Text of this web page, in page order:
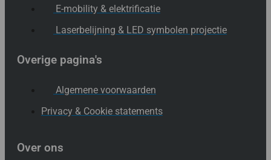
E-mobility & elektrificatie
Laserbelijning & LED symbolen projectie
Overige pagina's
Algemene voorwaarden
Privacy & Cookie statements
Over ons